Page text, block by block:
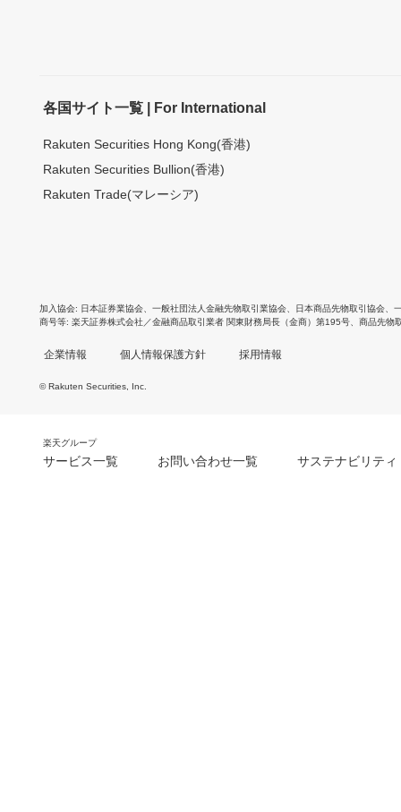
各国サイト一覧 | For International
Rakuten Securities Hong Kong(香港)
Rakuten Securities Bullion(香港)
Rakuten Trade(マレーシア)
加入協会 日本証券業協会 一般社団法人金融先物取引業協会 日本商品先物取引協会
商号等 楽天証券株式会社／金融商品取引業者 関東財務局長（金商）第195号、商品先物
企業情報 個人情報保護方針 採用情報
© Rakuten Securities, Inc.
楽天グループ
サービス一覧 お問い合わせ一覧 サステナビリティ